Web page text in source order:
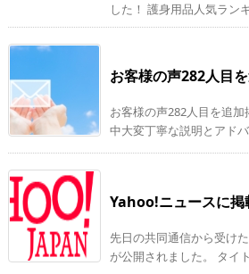
した！ 護身用品人気ラン
お客様の声282人目
お客様の声282人目を追
中大変丁寧な説明とアド
Yahoo!ニュースに掲
先日の共同通信から受け
が公開されました。 タイ